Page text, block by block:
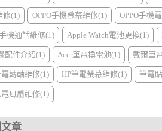
修(1) OPPO手機螢幕維修(1) OPPO手機
機通話維修(1) Apple Watch電池更換(1)
配件介紹(1) Acer筆電換電池(1) 戴爾筆
轉軸維修(1) HP筆電螢幕維修(1) 筆電
風扇維修(1)
章